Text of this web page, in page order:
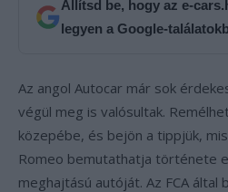
Állítsd be, hogy az e-
legyen a Google-
Az angol Autocar már sok
végül meg is valósultak.
közepébe, és bejön a tippjük,
Romeo bemutathatja története
meghajtású autóját. Az FCA